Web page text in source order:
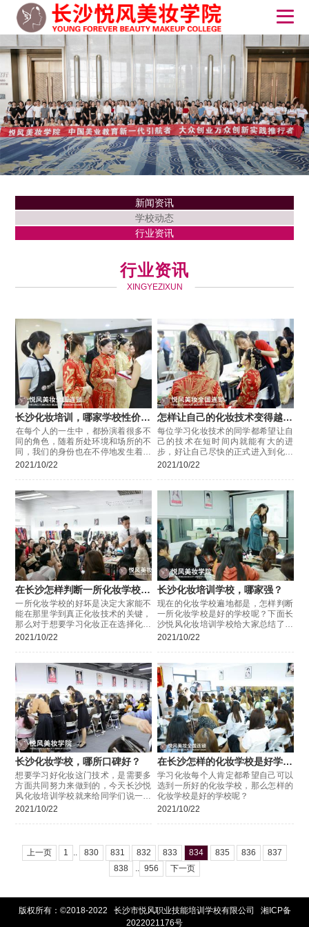
新闻资讯
学校动态
行业资讯
行业资讯
XINGYEZIXUN
长沙化妆培训，哪家学校性价比
高？
​在每个人的一生中，都扮演着很多不
同的角色，随着所处环境和场所的不
同，我们的身份也在不停地发生着变
化，在工作场合
2021/10/22
怎样让自己的化妆技术变得越来
越好
每位学习化妆技术的同学都希望让自
己的技术在短时间内就能有大的进
步，好让自己尽快的正式进入到化妆
行业
2021/10/22
在长沙怎样判断一所化妆学校的
好坏？
一所化妆学校的好坏是决定大家能不
能在那里学到真正化妆技术的关键，
那么对于想要学习化妆正在选择化妆
学校的同学来说
2021/10/22
长沙化妆培训学校，哪家强？
现在的化妆学校遍地都是，怎样判断
一所化妆学校是好的学校呢？下面长
沙悦风化妆培训学校给大家总结了几
点建议，一起来看一看吧。
2021/10/22
长沙化妆学校，哪所口碑好？
想要学习好化妆这门技术，是需要多
方面共同努力来做到的，今天长沙悦
风化妆培训学校就来给同学们说一说
怎样能够让同学们掌握好化妆这门技
2021/10/22
在长沙怎样的化妆学校是好学
校？
学习化妆每个人肯定都希望自己可以
选到一所好的化妆学校，那么怎样的
化妆学校是好的学校呢？
2021/10/22
上一页 1 .. 830 831 832 833 834 835 836
837
838
.. 956 下一页
版权所有：©2018-2022 长沙市悦风职业技能培训学校有限公司 湘ICP备
2022021176号